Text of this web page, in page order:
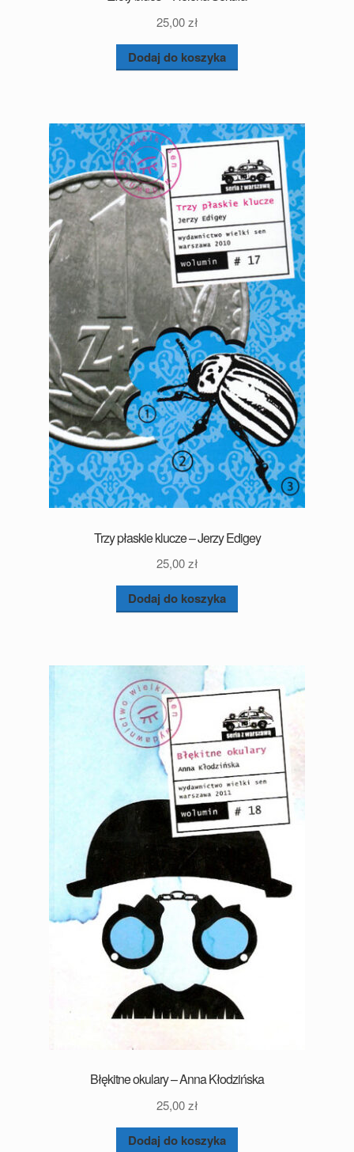
25,00zł
Dodaj do koszyka
Trzy płaskie klucze – Jerzy Edigey
25,00zł
Dodaj do koszyka
Błękitne okulary – Anna Kłodzińska
25,00zł
Dodaj do koszyka